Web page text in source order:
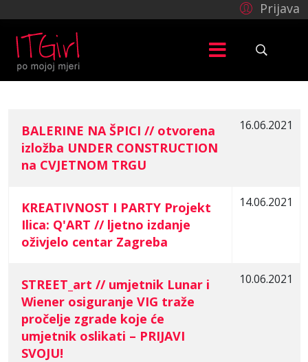
Prijava
COM_CONTENT_ARTICLES_TABLE_CAPTION
BALERINE NA ŠPICI // otvorena
izložba UNDER CONSTRUCTION
na CVJETNOM TRGU
16.06.2021
KREATIVNOST I PARTY Projekt
Ilica: Q'ART // ljetno izdanje
oživjelo centar Zagreba
14.06.2021
STREET_art // umjetnik Lunar i
Wiener osiguranje VIG traže
pročelje zgrade koje će
umjetnik oslikati – PRIJAVI
SVOJU!
10.06.2021